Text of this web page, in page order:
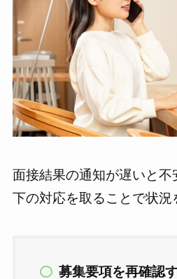
面接結果の通知が遅いと不
下の対応を取ることで状況
募集要項を再確認